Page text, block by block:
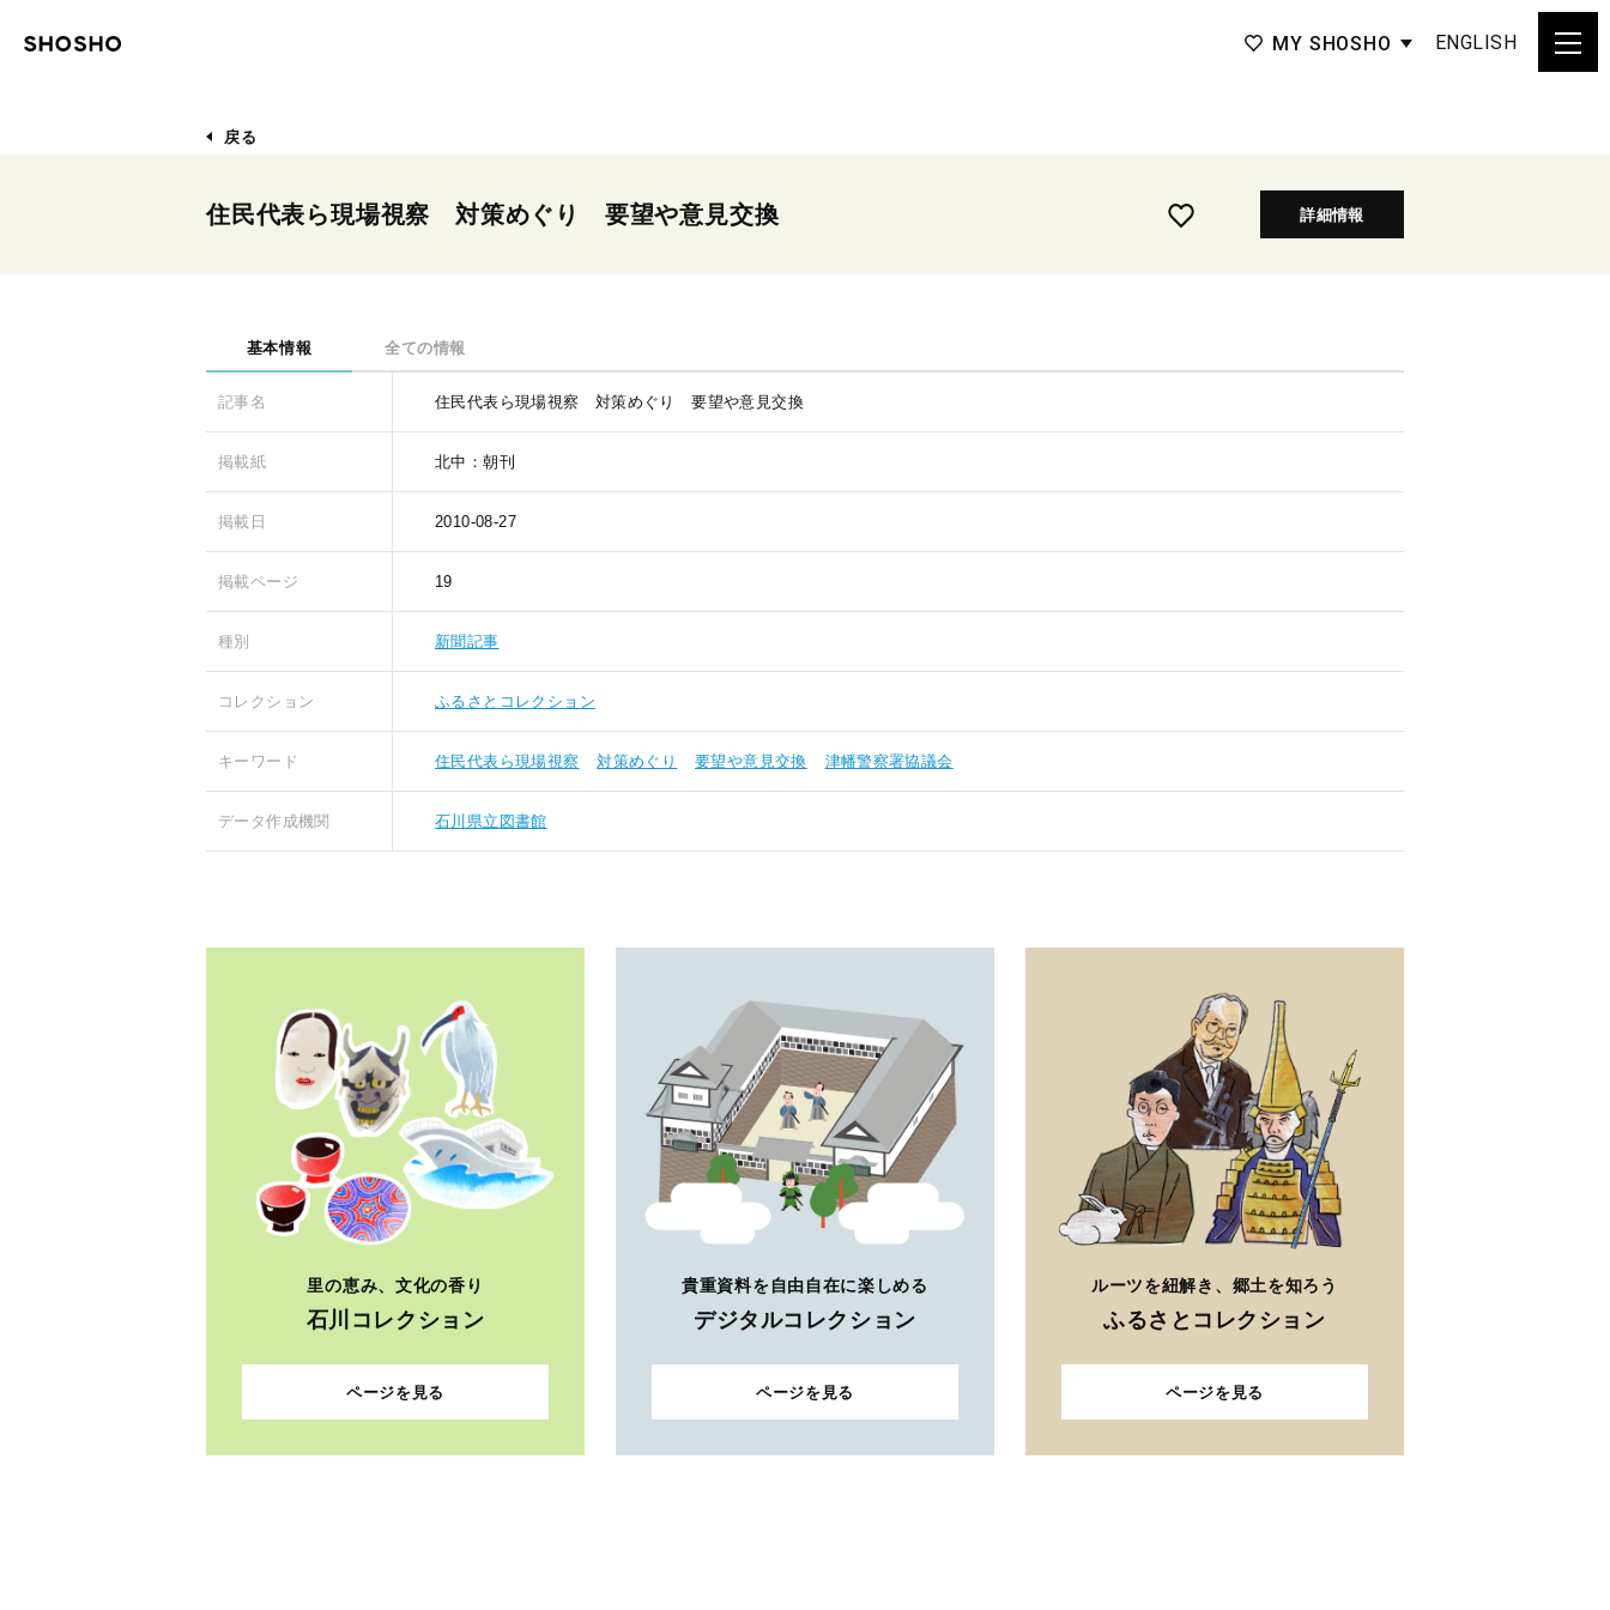
MY SHOSHO ENGLISH
戻る
住民代表ら現場視察 対策めぐり 要望や意見交換 詳細情報
基本情報 全ての情報
記事名 住民代表ら現場視察 対策めぐり 要望や意見交換
掲載紙 北中：朝刊
掲載日 2010-08-27
掲載ページ 19
種別 新聞記事
コレクション ふるさとコレクション
キーワード 住民代表ら現場視察 対策めぐり 要望や意見交換 津幡警察署協議会
データ作成機関 石川県立図書館
里の恵み、文化の香り
石川コレクション
ページを見る
貴重資料を自由自在に楽しめる
デジタルコレクション
ページを見る
ルーツを紐解き、郷土を知ろう
ふるさとコレクション
ページを見る